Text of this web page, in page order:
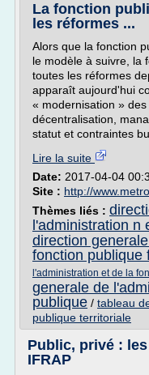
La fonction
les réformes ...
Alors que la fonction
le modèle à suivre, la
toutes les réformes
apparaît aujourd'hui
« modernisation »
décentralisation,
statut et contraintes
Lire la suite
Date: 2017-04-04
Site : http://
Thèmes liés :
l'administration n
direction
fonction publique
l'administration et de la
generale de
publique / tableau
publique territoriale
Public, privé :
IFRAP